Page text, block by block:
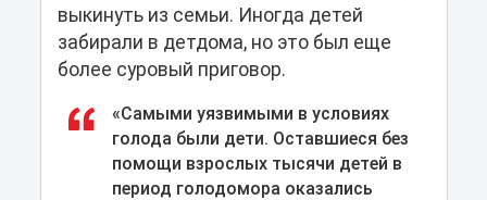
выкинуть из семьи. Иногда детей
забирали в детдома, но это был еще
более суровый приговор.
«Самыми уязвимыми в условиях
голода были дети. Оставшиеся без
помощи взрослых тысячи детей в
период голодомора оказались